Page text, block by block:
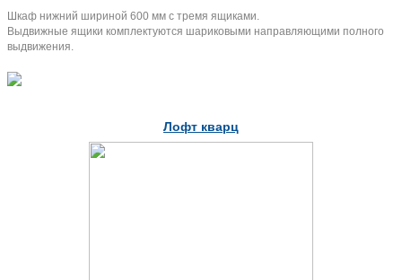
Шкаф нижний шириной 600 мм с тремя ящиками.
Выдвижные ящики комплектуются шариковыми направляющими полного
выдвижения.
Лофт кварц